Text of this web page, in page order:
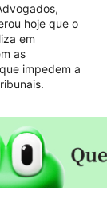
hoje que o
em
as
impedem a